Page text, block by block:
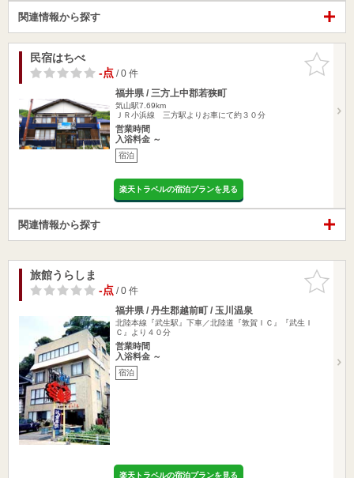
関連情報から探す
お気に入
りに追加
民宿はちべ
-点/ 0 件
福井県 / 三方上中郡若狭町
気山駅7.69km
ＪＲ小浜線 三方駅よりお車にて約３０分
営業時間
入浴料金 ～
宿泊
楽天トラベルの宿泊プランを見る
関連情報から探す
お気に入
りに追加
旅館うらしま
-点/ 0 件
福井県 / 丹生郡越前町 / 玉川温泉
北陸本線『武生駅』下車／北陸道『敦賀ＩＣ』『武生Ｉ
Ｃ』より４０分
営業時間
入浴料金 ～
宿泊
楽天トラベルの宿泊プランを見る